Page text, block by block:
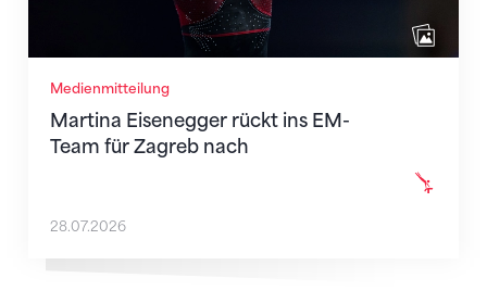
Medienmitteilung
Martina Eisenegger rückt ins EM-
Team für Zagreb nach
28.07.2026